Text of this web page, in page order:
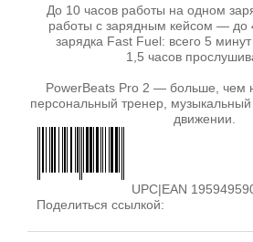
До 10 часов работы на одном
работы с зарядным кейсом — до
зарядка Fast Fuel: всего 5
1,5 часов
PowerBeats Pro 2 — больше, чем
персональный тренер,
движении.
UPC|EAN
Поделиться ссылкой: